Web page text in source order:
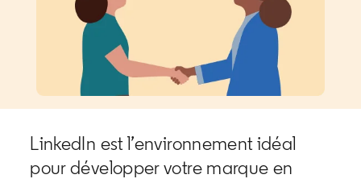
LinkedIn est l’environnement idéal
pour développer votre marque en